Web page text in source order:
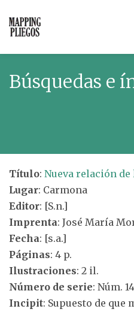
Búsquedas e
Título: Nueva relación de
Lugar: Carmona
Editor: [S.n.]
Imprenta: José María
Fecha: [s.a.]
Páginas: 4 p.
Ilustraciones: 2 il.
Número de serie: Núm.
Incipit: Supuesto de que